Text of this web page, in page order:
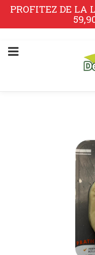
PROFITEZ DE LA